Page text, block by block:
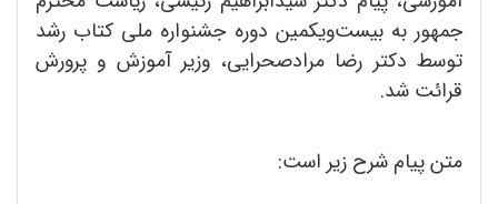
جمهور به بیست‌ویکمین دوره جشنواره ملی کتاب رشد
توسط دکتر رضا مرادصحرایی، وزیر آموزش و پرورش
قرائت شد.
متن پیام شرح زیر است: